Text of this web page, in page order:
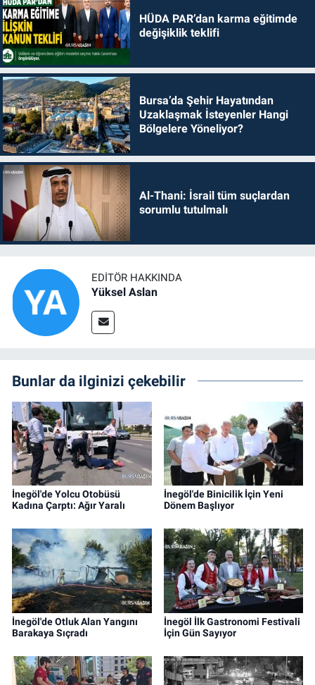
HÜDA PAR’dan karma eğitimde
değişiklik teklifi
Bursa’da Şehir Hayatından
Uzaklaşmak İsteyenler Hangi
Bölgelere Yöneliyor?
Al-Thani: İsrail tüm suçlardan
sorumlu tutulmalı
EDITÖR HAKKINDA
Yüksel Aslan
Bunlar da ilginizi çekebilir
İnegöl'de Yolcu Otobüsü
Kadına Çarptı: Ağır Yaralı
İnegöl'de Binicilik İçin Yeni
Dönem Başlıyor
İnegöl'de Otluk Alan Yangını
Barakaya Sıçradı
İnegöl İlk Gastronomi Festivali
İçin Gün Sayıyor